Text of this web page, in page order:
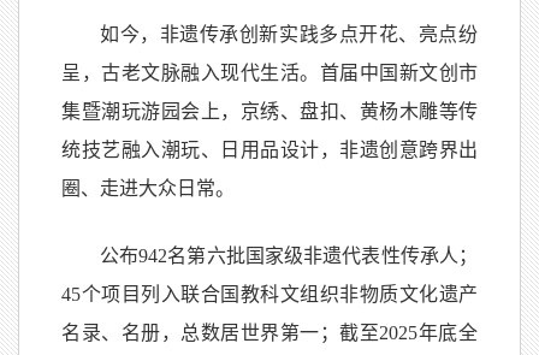
如今，非遗传承创新实践多点开花、亮点纷
呈，古老文脉融入现代生活。首届中国新文创市
集暨潮玩游园会上，京绣、盘扣、黄杨木雕等传
统技艺融入潮玩、日用品设计，非遗创意跨界出
圈、走进大众日常。
公布942名第六批国家级非遗代表性传承人；
45个项目列入联合国教科文组织非物质文化遗产
名录、名册，总数居世界第一；截至2025年底全